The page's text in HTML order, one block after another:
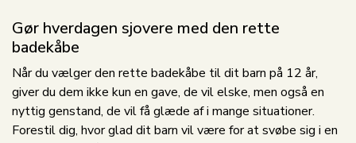
Gør hverdagen sjovere med den rette
badekåbe
Når du vælger den rette badekåbe til dit barn på 12 år,
giver du dem ikke kun en gave, de vil elske, men også en
nyttig genstand, de vil få glæde af i mange situationer.
Forestil dig, hvor glad dit barn vil være for at svøbe sig i en